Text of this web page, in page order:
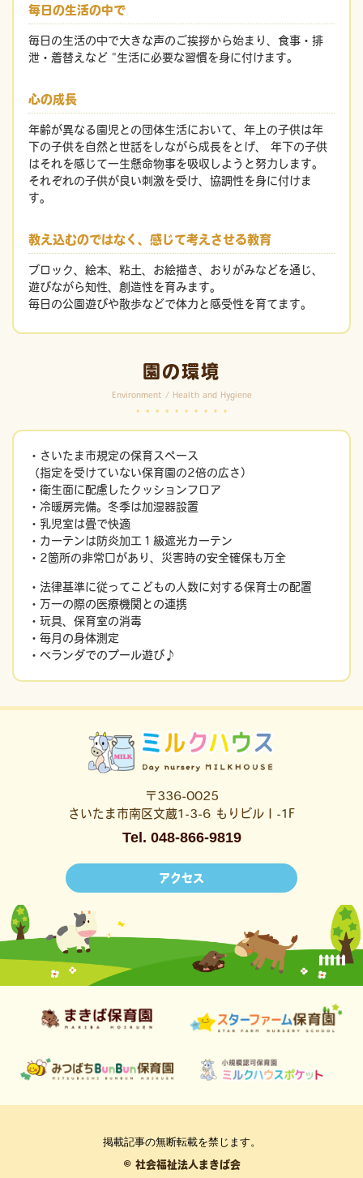
毎日の生活の中で
毎日の生活の中で大きな声のご挨拶から始まり、食事・排
泄・着替えなど "生活に必要な習慣を身に付けます。
心の成長
年齢が異なる園児との団体生活において、年上の子供は年
下の子供を自然と世話をしながら成長をとげ、 年下の子供
はそれを感じて一生懸命物事を吸収しようと努力します。
それぞれの子供が良い刺激を受け、協調性を身に付けま
す。
教え込むのではなく、感じて考えさせる教育
ブロック、絵本、粘土、お絵描き、おりがみなどを通じ、
遊びながら知性、創造性を育みます。
毎日の公園遊びや散歩などで体力と感受性を育てます。
園の環境
Environment / Health and Hygiene
・さいたま市規定の保育スペース
（指定を受けていない保育園の2倍の広さ）
・衛生面に配慮したクッションフロア
・冷暖房完備。冬季は加湿器設置
・乳児室は畳で快適
・カーテンは防炎加工１級遮光カーテン
・2箇所の非常口があり、災害時の安全確保も万全
・法律基準に従ってこどもの人数に対する保育士の配置
・万一の際の医療機関との連携
・玩具、保育室の消毒
・毎月の身体測定
・ベランダでのプール遊び♪
〒336-0025
さいたま市南区文蔵1-3-6 もりビルⅠ-1F
Tel. 048-866-9819
アクセス
掲載記事の無断転載を禁じます。
© 社会福祉法人まきば会